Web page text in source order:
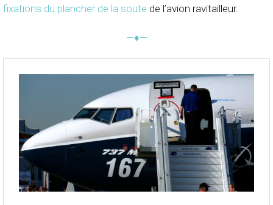
fixations du plancher de la soute de l’avion ravitailleur.
—♦—